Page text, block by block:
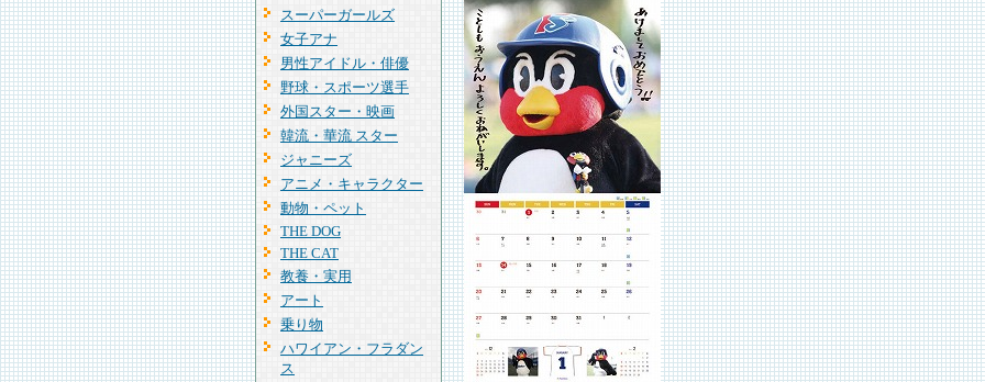
スーパーガールズ
女子アナ
男性アイドル・俳優
野球・スポーツ選手
外国スター・映画
韓流・華流 スター
ジャニーズ
アニメ・キャラクター
動物・ペット
THE DOG
THE CAT
教養・実用
アート
乗り物
ハワイアン・フラダン
ス